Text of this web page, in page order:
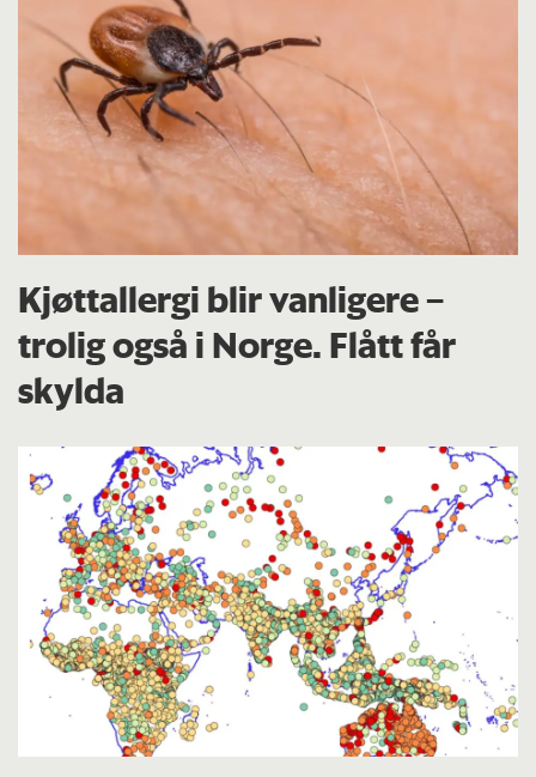
Kjøttallergi blir vanligere –
trolig også i Norge. Flått får
skylda